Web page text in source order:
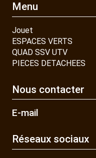
Menu
Jouet
ESPACES VERTS
QUAD SSV UTV
PIECES DETACHEES
Nous contacter
E-mail
Réseaux sociaux